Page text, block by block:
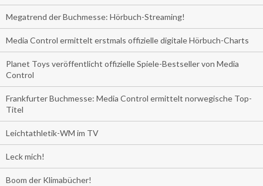
Megatrend der Buchmesse: Hörbuch-Streaming!
Media Control ermittelt erstmals offizielle digitale Hörbuch-Charts
Planet Toys veröffentlicht offizielle Spiele-Bestseller von Media
Control
Frankfurter Buchmesse: Media Control ermittelt norwegische Top-
Titel
Leichtathletik-WM im TV
Leck mich!
Boom der Klimabücher!